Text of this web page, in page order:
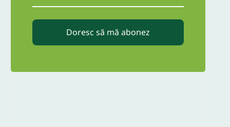
Doresc să mă abonez